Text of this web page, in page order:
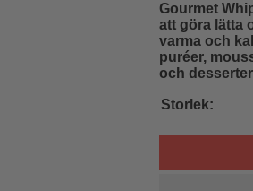
Gourmet
att göra lätta
varma och
puréer,
och
Storlek: